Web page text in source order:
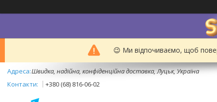
😉 Ми відпочиваємо, щоб
Швидка, надійна, конфіденційна доставка, Луцьк, Україна
+380 (68) 816-06-02